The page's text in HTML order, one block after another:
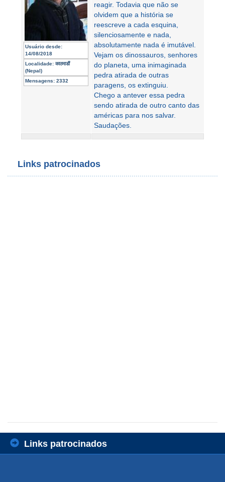
Usuário desde:
14/08/2018
Localidade: काठमाडौं
(Nepal)
Mensagens: 2332
reagir. Todavia que não se
olvidem que a história se
reescreve a cada esquina,
silenciosamente e nada,
absolutamente nada é imutável.
Vejam os dinossauros, senhores
do planeta, uma inimaginada
pedra atirada de outras
paragens, os extinguiu.
Chego a antever essa pedra
sendo atirada de outro canto das
américas para nos salvar.
Saudações.
Links patrocinados
Links patrocinados